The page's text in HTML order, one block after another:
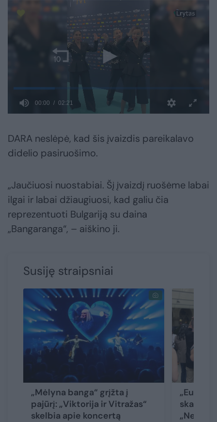
DARA neslėpė, kad šis įvaizdis pareikalavo
didelio pasiruošimo.
„Jaučiuosi nuostabiai. Šį įvaizdį ruošėme labai
ilgai ir labai džiaugiuosi, kad galiu čia
reprezentuoti Bulgariją su daina
„Bangaranga“, – aiškino ji.
Susiję straipsniai
„Mėlyna banga“ grįžta į
pajūrį: „Viktorija ir Vitražas“
skelbia apie koncertą